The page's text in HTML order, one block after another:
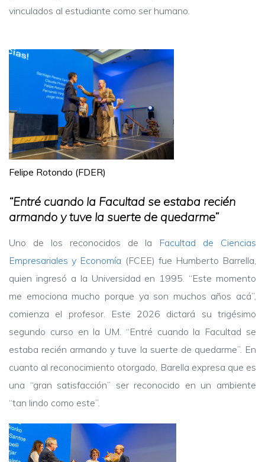
vinculados al estudiante como ser humano.
Felipe Rotondo (FDER)
“Entré cuando la Facultad se estaba recién
armando y tuve la suerte de quedarme”
Uno de los reconocidos de la Facultad de Ciencias
Empresariales y Economía (FCEE) fue Humberto Barrella,
quien ingresó a la Universidad en 1995. “Este momento
me emociona mucho porque ya son muchos años acá”,
comienza el profesor. Este 2026 dictará su trigésimo
segundo curso en la UM. “Entré cuando la Facultad se
estaba recién armando y tuve la suerte de quedarme”. En
cuanto al reconocimiento otorgado, Barella expresa que es
una “gran satisfacción” ser reconocido en un ambiente
“tan lindo como este”.